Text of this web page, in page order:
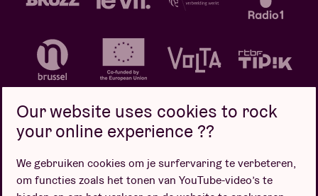
Privacybeleid Cookiebeleid
Verkoopsvoorwaarden
Design door
Our website uses cookies to rock
your online experience ??
We gebruiken cookies om je surfervaring te verbeteren,
om functies zoals het tonen van YouTube-video’s te